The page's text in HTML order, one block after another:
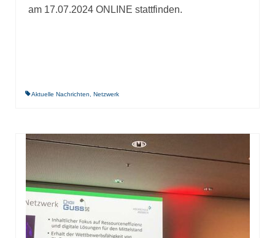
am 17.07.2024 ONLINE stattfinden.
Aktuelle Nachrichten Netzwerk